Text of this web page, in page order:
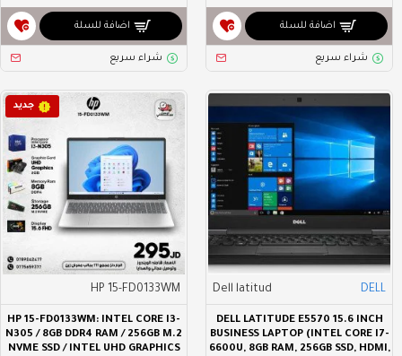
اضافة للسلة
شراء سريع
اضافة للسلة
شراء سريع
DELL
Dell latitud
DELL LATITUDE E5570 15.6 INCH
BUSINESS LAPTOP (INTEL CORE I7-
6600U, 8GB RAM, 256GB SSD, HDMI,
جديد
HP 15-FD0133WM
HP 15-FD0133WM: INTEL CORE I3-
N305 / 8GB DDR4 RAM / 256GB M.2
NVME SSD / INTEL UHD GRAPHICS